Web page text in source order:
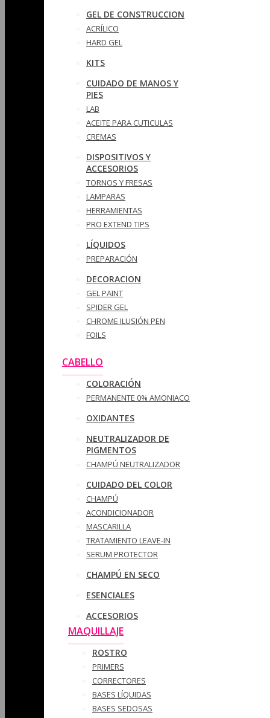
GEL DE CONSTRUCCION
ACRÍLICO
HARD GEL
KITS
CUIDADO DE MANOS Y
PIES
LAB
ACEITE PARA CUTICULAS
CREMAS
DISPOSITIVOS Y
ACCESORIOS
TORNOS Y FRESAS
LAMPARAS
HERRAMIENTAS
PRO EXTEND TIPS
LÍQUIDOS
PREPARACIÓN
DECORACION
GEL PAINT
SPIDER GEL
CHROME ILUSIÓN PEN
FOILS
CABELLO
COLORACIÓN
PERMANENTE 0% AMONIACO
OXIDANTES
NEUTRALIZADOR DE
PIGMENTOS
CHAMPÚ NEUTRALIZADOR
CUIDADO DEL COLOR
CHAMPÚ
ACONDICIONADOR
MASCARILLA
TRATAMIENTO LEAVE-IN
SERUM PROTECTOR
CHAMPÚ EN SECO
ESENCIALES
ACCESORIOS
MAQUILLAJE
ROSTRO
PRIMERS
CORRECTORES
BASES LÍQUIDAS
BASES SEDOSAS